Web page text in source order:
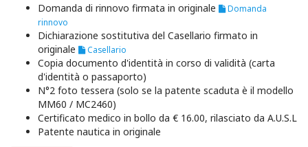
Domanda di rinnovo firmata in originale
Domanda
rinnovo
Dichiarazione sostitutiva del Casellario firmato in
originale
Casellario
Copia documento d'identità in corso di validità (carta
d'identità o passaporto)
N°2 foto tessera (solo se la patente scaduta è il modello
MM60 / MC2460)
Certificato medico in bollo da € 16.00, rilasciato da A.U.S.L
Patente nautica in originale